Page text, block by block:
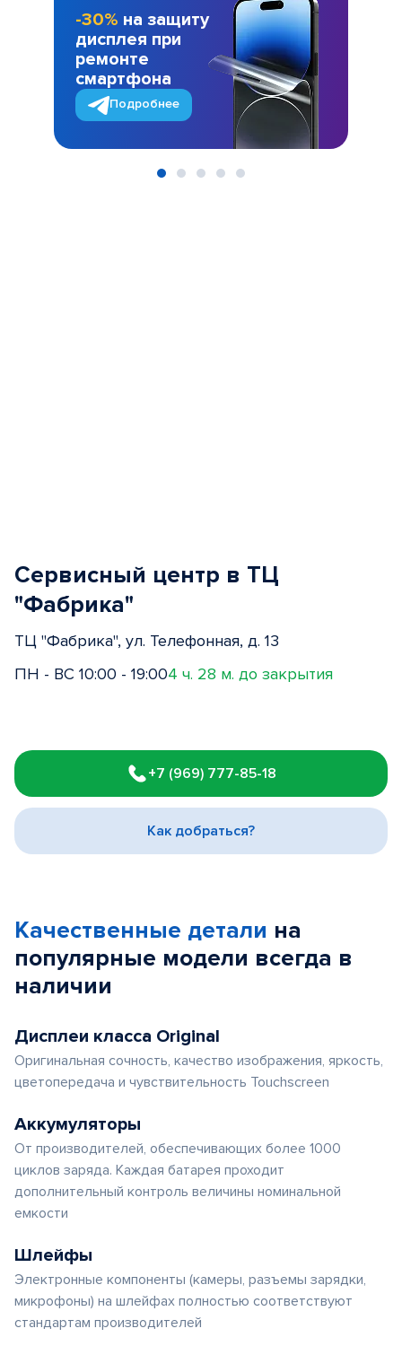
-30% на защиту
дисплея при
ремонте
смартфона
Подробнее
Сервисный центр в ТЦ
"Фабрика"
ТЦ "Фабрика", ул. Телефонная, д. 13
ПН - ВС 10:00 - 19:004 ч. 28 м. до закрытия
1
of
3
+7 (969) 777-85-18
Как добраться?
Качественные детали на
популярные модели всегда в
наличии
Дисплеи класса Original
Оригинальная сочность, качество изображения, яркость,
цветопередача и чувствительность Touchscreen
Аккумуляторы
От производителей, обеспечивающих более 1000
циклов заряда. Каждая батарея проходит
дополнительный контроль величины номинальной
емкости
Шлейфы
Электронные компоненты (камеры, разъемы зарядки,
микрофоны) на шлейфах полностью соответствуют
стандартам производителей